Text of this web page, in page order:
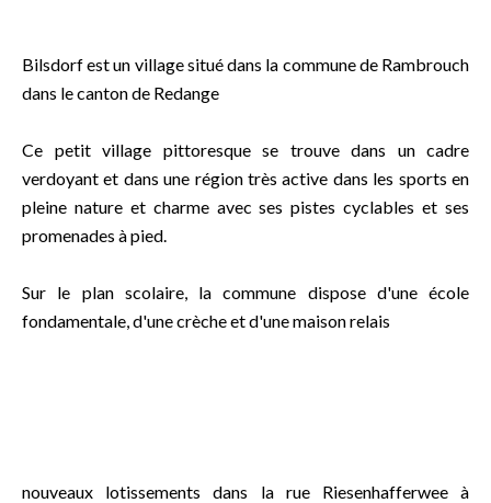
Bilsdorf est un village situé dans la commune de Rambrouch
dans le canton de Redange
Ce petit village pittoresque se trouve dans un cadre
verdoyant et dans une région très active dans les sports en
pleine nature et charme avec ses pistes cyclables et ses
promenades à pied.
Sur le plan scolaire, la commune dispose d'une école
fondamentale, d'une crèche et d'une maison relais
nouveaux lotissements dans la rue Riesenhafferwee à